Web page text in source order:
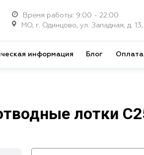
Время работы: 9:00 - 22:00
МО, г. Одинцово, ул. Западная, д.
информация Блог Оплата
лотки